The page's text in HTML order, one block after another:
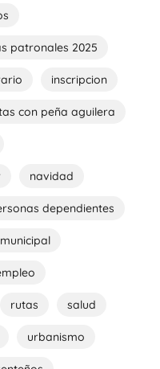
patronales 2025
inscripcion
con peña aguilera
navidad
dependientes
rutas salud
urbanismo